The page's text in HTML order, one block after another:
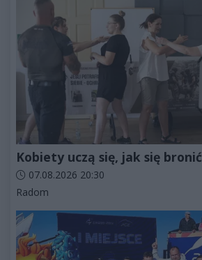
Kobiety uczą się, jak się bronić
Data dodania artykułu:
07.08.2026 20:30
Kategorie artykułu:
Radom